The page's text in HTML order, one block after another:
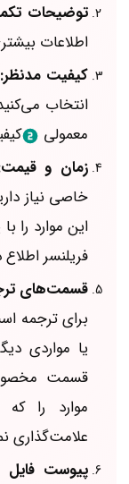
توضیحات
اطلاعات
کیفیت مدنظر:
انتخاب می‌کنیدکه 3 حالت برای
معمولی
زمان و
خاصی نیاز
این موارد را
فریلنسر
قسمت‌های
برای ترجمه
یا مواردی
قسمت
موارد را
علامت‌گذاری
پیوست فایل